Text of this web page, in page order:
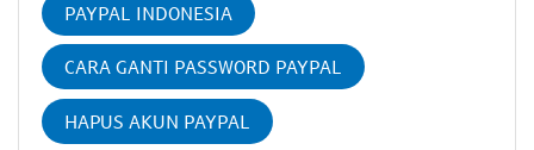
PAYPAL INDONESIA
CARA GANTI PASSWORD PAYPAL
HAPUS AKUN PAYPAL